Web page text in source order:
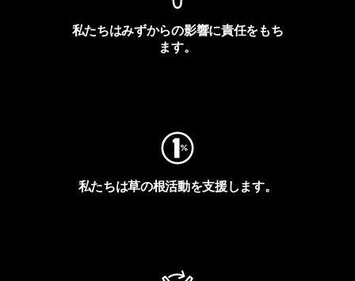
私たちはみずからの影響に責任をもち
ます。
私たちは草の根活動を支援します。